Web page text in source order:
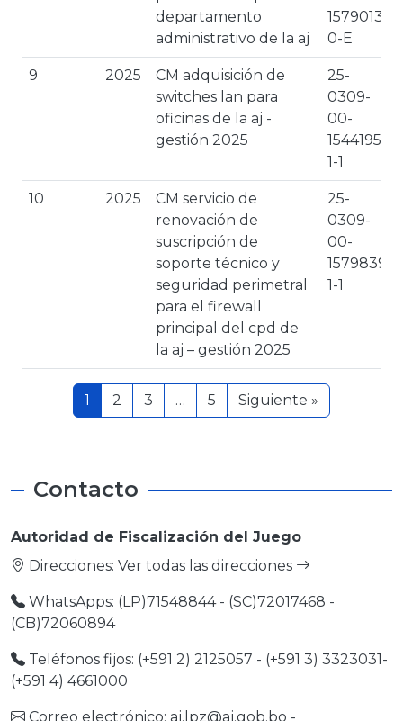
departamento
administrativo de la aj
1579013-
0-E
9 2025
CM adquisición de
switches lan para
oficinas de la aj -
gestión 2025
25-
0309-
00-
1544195-
1-1
10 2025
CM servicio de
renovación de
suscripción de
soporte técnico y
seguridad perimetral
para el firewall
principal del cpd de
la aj – gestión 2025
25-
0309-
00-
1579839-
1-1
1 2 3 … 5 Siguiente »
Contacto
Autoridad de Fiscalización del Juego
Direcciones: Ver todas las direcciones
WhatsApps: (LP)71548844 - (SC)72017468 -
(CB)72060894
Teléfonos fijos: (+591 2) 2125057 - (+591 3) 3323031-
(+591 4) 4661000
Correo electrónico: aj.lpz@aj.gob.bo -